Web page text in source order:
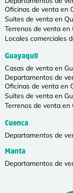
Oficinas de venta en
Suites de venta en
Terrenos de venta en
Locales comerciales
Guayaquil
Casas de venta en
Departamentos de
Oficinas de venta en
Suites de venta en
Terrenos de venta en
Cuenca
Departamentos de
Manta
Departamentos de